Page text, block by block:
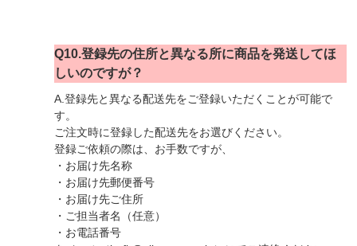
Q10.登録先の住所と異なる所に商品を発送してほ
しいのですが？
A.登録先と異なる配送先をご登録いただくことが可能で
す。
ご注文時に登録した配送先をお選びください。
登録ご依頼の際は、お手数ですが、
・お届け先名称
・お届け先郵便番号
・お届け先ご住所
・ご担当者名（任意）
・お電話番号